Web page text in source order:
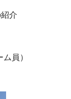
介
員）